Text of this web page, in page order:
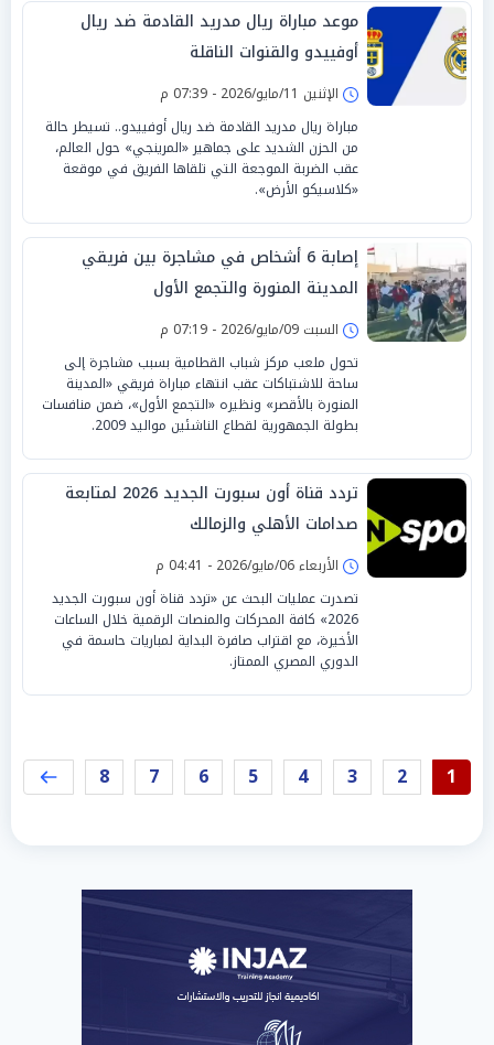
موعد مباراة ريال مدريد القادمة ضد ريال
أوفييدو والقنوات الناقلة
الإثنين 11/مايو/2026 - 07:39 م
مباراة ريال مدريد القادمة ضد ريال أوفييدو.. تسيطر حالة
من الحزن الشديد على جماهير «المرينجي» حول العالم،
عقب الضربة الموجعة التي تلقاها الفريق في موقعة
«كلاسيكو الأرض».
إصابة 6 أشخاص في مشاجرة بين فريقي
المدينة المنورة والتجمع الأول
السبت 09/مايو/2026 - 07:19 م
تحول ملعب مركز شباب القطامية بسبب مشاجرة إلى
ساحة للاشتباكات عقب انتهاء مباراة فريقي «المدينة
المنورة بالأقصر» ونظيره «التجمع الأول»، ضمن منافسات
بطولة الجمهورية لقطاع الناشئين مواليد 2009.
تردد قناة أون سبورت الجديد 2026 لمتابعة
صدامات الأهلي والزمالك
الأربعاء 06/مايو/2026 - 04:41 م
تصدرت عمليات البحث عن «تردد قناة أون سبورت الجديد
2026» كافة المحركات والمنصات الرقمية خلال الساعات
الأخيرة، مع اقتراب صافرة البداية لمباريات حاسمة في
الدوري المصري الممتاز.
1
2
3
4
5
6
7
8